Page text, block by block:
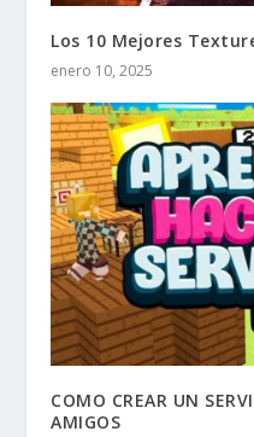
Los 10 Mejores
enero 10, 2025
COMO CREAR UN
AMIGOS